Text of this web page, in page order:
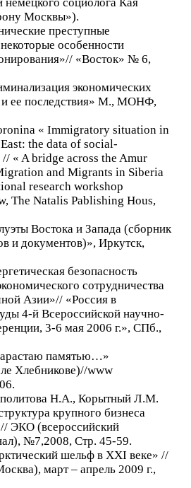
Москвы»).
преступные
особенности
«Восток» № 6,
экономических
и ее последствия» М., МОНФ,
« Immigratory situation in
the data of social-
« A bridge across the Amur
and Migrants in Siberia
research workshop
The Natalis Pablishing Hous,
Востока и Запада (сборник
и документов)», Иркутск,
безопасность
сотрудничества
Азии»// «Россия в
4-й Всероссийской научно-
3-6 мая 2006 г.», СПб.,
памятью…»
Хлебникове)//www
Н.А., Корытный Л.М.
крупного бизнеса
ЭКО (всероссийский
№7,2008, Стр. 45-59.
шельф в ХХI веке» //
март – апрель 2009 г.,